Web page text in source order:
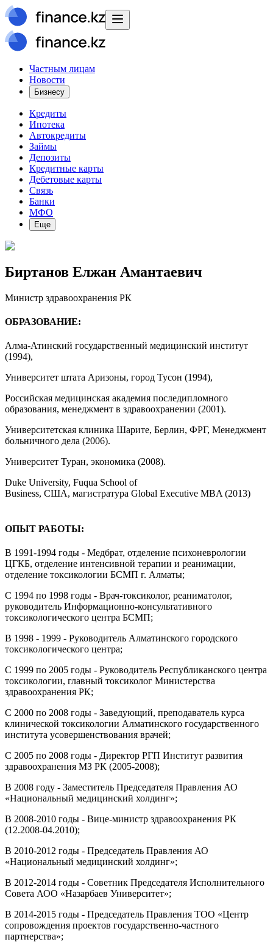
Частным лицам
Новости
Бизнесу
Кредиты
Ипотека
Автокредиты
Займы
Депозиты
Кредитные карты
Дебетовые карты
Связь
Банки
МФО
Еще
Биртанов Елжан Амантаевич
Министр здравоохранения РК
ОБРАЗОВАНИЕ:
Алма-Атинский государственный медицинский институт
(1994),
Университет штата Аризоны, город Тусон (1994),
Российская медицинская академия последипломного
образования, менеджмент в здравоохранении (2001).
Университетская клиника Шарите, Берлин, ФРГ, Менеджмент
больничного дела (2006).
Университет Туран, экономика (2008).
Duke University, Fuqua School of
Business, США, магистратура Global Executive MBA (2013)
ОПЫТ РАБОТЫ:
В 1991-1994 годы - Медбрат, отделение психоневрологии
ЦГКБ, отделение интенсивной терапии и реанимации,
отделение токсикологии БСМП г. Алматы;
С 1994 по 1998 годы - Врач-токсиколог, реаниматолог,
руководитель Информационно-консультативного
токсикологического центра БСМП;
В 1998 - 1999 - Руководитель Алматинского городского
токсикологического центра;
С 1999 по 2005 годы - Руководитель Республиканского центра
токсикологии, главный токсиколог Министерства
здравоохранения РК;
С 2000 по 2008 годы - Заведующий, преподаватель курса
клинической токсикологии Алматинского государственного
института усовершенствования врачей;
С 2005 по 2008 годы - Директор РГП Институт развития
здравоохранения МЗ РК (2005-2008);
В 2008 году - Заместитель Председателя Правления АО
«Национальный медицинский холдинг»;
В 2008-2010 годы - Вице-министр здравоохранения РК
(12.2008-04.2010);
В 2010-2012 годы - Председатель Правления АО
«Национальный медицинский холдинг»;
В 2012-2014 годы - Советник Председателя Исполнительного
Совета АОО «Назарбаев Университет»;
В 2014-2015 годы - Председатель Правления ТОО «Центр
сопровождения проектов государственно-частного
партнерства»;